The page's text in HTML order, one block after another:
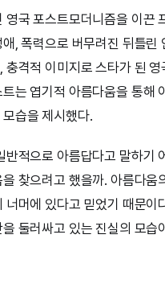
영국 포스트모더니즘을 이끈
, 폭력으로 버무려진 뒤틀린
충격적 이미지로 스타가 된
는 엽기적 아름다움을 통해
습을 제시했다.
반적으로 아름답다고 말하기
찾으려고 했을까. 아름다움
너머에 있다고 믿었기 때문이
둘러싸고 있는 진실의 모습